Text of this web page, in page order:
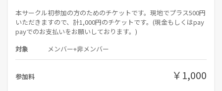
東京都千代田区神田三崎町2-16-5 ウィズ水道橋ビル3F
イベントスペース「アソビバとマナビバ」
本サークル初参加の方のためのチケットです。現地でプラス500円
いただきますので、計1,000円のチケットです。(現金もしくはpay
payでのお支払いをお願いしております。)
対象 メンバー+非メンバー
参加料 ￥1,000